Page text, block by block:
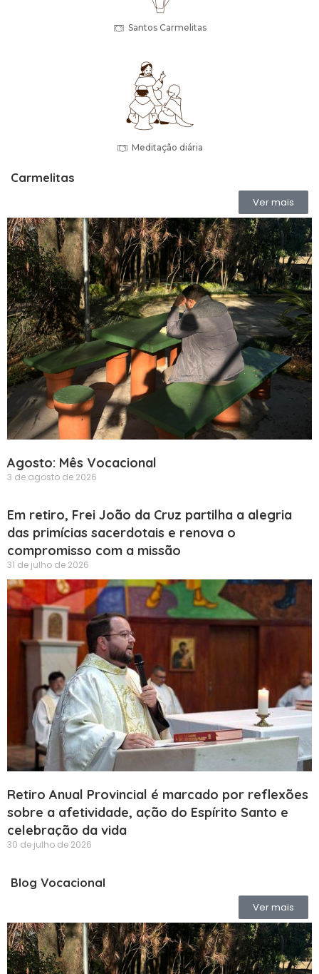
Santos Carmelitas
Meditação diária
Carmelitas
Ver mais
Agosto: Mês Vocacional
3 de agosto de 2026
Em retiro, Frei João da Cruz partilha a alegria
das primícias sacerdotais e renova o
compromisso com a missão
31 de julho de 2026
Retiro Anual Provincial é marcado por reflexões
sobre a afetividade, ação do Espírito Santo e
celebração da vida
30 de julho de 2026
Blog Vocacional
Ver mais